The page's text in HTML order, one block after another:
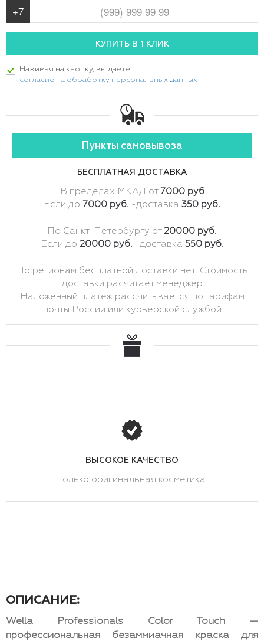
Нажимая на кнопку, вы даете
согласие на обработку персональных данных
Пункты самовывоза
БЕСПЛАТНАЯ ДОСТАВКА
В пределах МКАД от 7000 руб
Если до 7000 руб. -доставка 350 руб.
По Санкт-Петербургу от20000 руб.
Если до 20000 руб. -доставка 550 руб.
По регионам бесплатной доставки нет. Стоимость
доставки расчитает менеджер
Наложенный платеж рассчитывается по тарифам
почты России или курьерской службой
ВЫСОКОЕ КАЧЕСТВО
Только оригинальная косметика
ОПИСАНИЕ:
Wella Professionals Color Touch —
профессиональная безаммиачная краска для